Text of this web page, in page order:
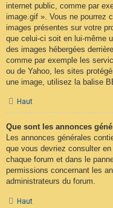
internet public, comme par
image.gif ». Vous ne pourrez
images présentes sur votre
que celui-ci soit en lui-même
des images hébergées
comme par exemple les
ou de Yahoo, les sites
une image, utilisez la balise
Haut
Que sont les annonces
Les annonces générales
que vous devriez consulter
chaque forum et dans le
permissions concernant les
administrateurs du forum.
Haut